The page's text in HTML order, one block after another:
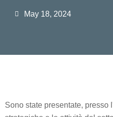
May 18, 2024
Sono state presentate, presso